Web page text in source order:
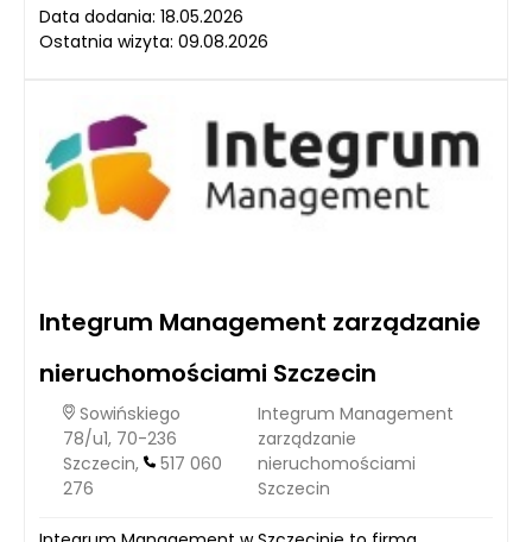
Data dodania: 18.05.2026
Ostatnia wizyta: 09.08.2026
Integrum Management zarządzanie
nieruchomościami Szczecin
Sowińskiego
78/u1, 70-236
Szczecin,
517 060
276
Integrum Management
zarządzanie
nieruchomościami
Szczecin